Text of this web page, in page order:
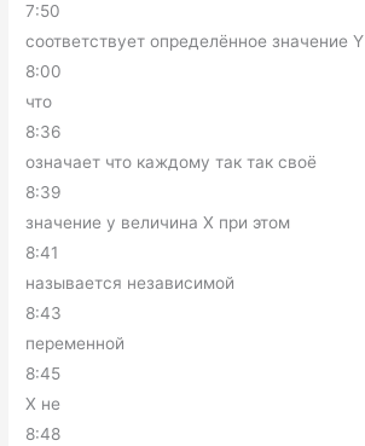
7:50
соответствует определённое значение Y
8:00
что
8:36
означает что каждому так так своё
8:39
значение y величина X при этом
8:41
называется независимой
8:43
переменной
8:45
X не
8:48